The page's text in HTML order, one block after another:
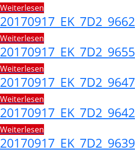
Weiterlesen
20170917_EK_7D2_9662
Weiterlesen
20170917_EK_7D2_9655
Weiterlesen
20170917_EK_7D2_9647
Weiterlesen
20170917_EK_7D2_9642
Weiterlesen
20170917_EK_7D2_9639